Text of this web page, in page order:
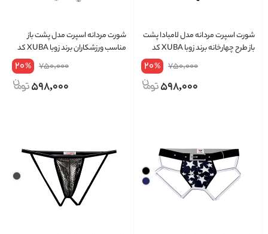
شورت اسپرت مردانه مدل لامبادا پشت
باز طرح چهارخانه برند زوبا XUBA کد
750,000
20%
598,000
شورت مردانه اسپرت مدل پشت باز
مناسب ورزشکاران برند زوبا XUBA کد
750,000
20%
598,000